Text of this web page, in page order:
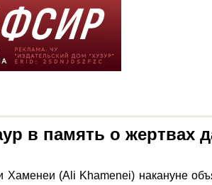
в память о жертвах
(Ali Khamenei) накануне